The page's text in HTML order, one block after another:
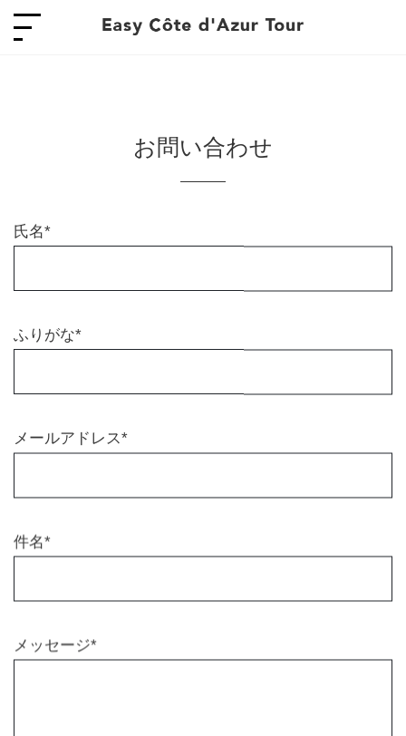
お問い合わせ
氏名*
ふりがな*
メールアドレス*
件名*
メッセージ*